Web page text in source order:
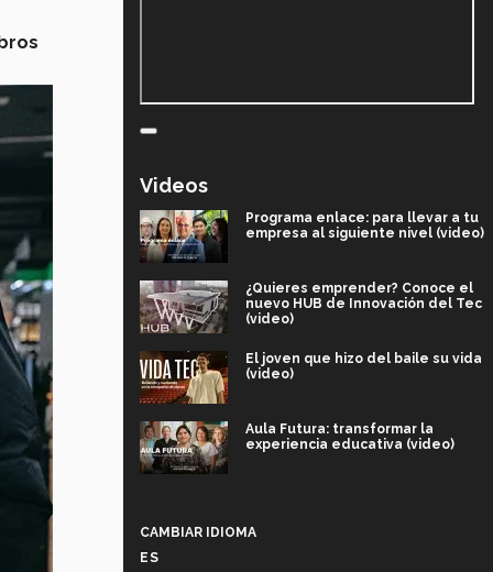
Videos
Programa enlace: para llevar a tu
empresa al siguiente nivel (video)
¿Quieres emprender? Conoce el
nuevo HUB de Innovación del Tec
(video)
El joven que hizo del baile su vida
(video)
Aula Futura: transformar la
experiencia educativa (video)
CAMBIAR IDIOMA
ES